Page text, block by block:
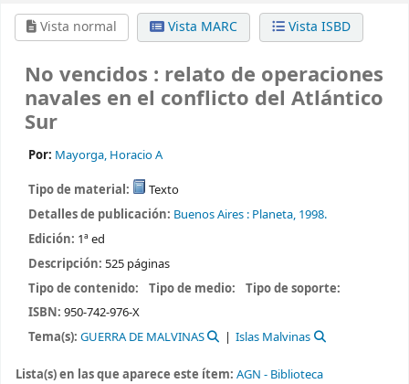
Vista normal
Vista MARC Vista ISBD
No vencidos : relato de operaciones
navales en el conflicto del Atlántico
Sur
Por: Mayorga, Horacio A
Tipo de material:
Texto
Detalles de publicación: Buenos Aires : Planeta, 1998.
Edición: 1ª ed
Descripción: 525 páginas
Tipo de contenido:
Tipo de medio:
Tipo de soporte:
ISBN: 950-742-976-X
Tema(s): GUERRA DE MALVINAS Islas Malvinas
Lista(s) en las que aparece este ítem: AGN - Biblioteca